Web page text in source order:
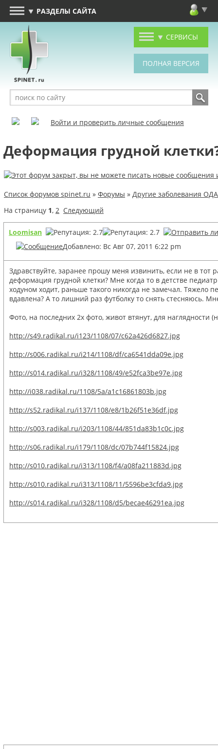
РАЗДЕЛЫ САЙТА
СЕРВИСЫ
Войти и проверить личные сообщения
Деформация грудной
Список форумов spinet.ru » Форумы » Другие заболевания ОДА
На страницу 1, 2 Следующий
Loomisan
Добавлено: Вс Авг 07, 2011 6:22 pm
Здравствуйте, заранее прошу меня извинить, если не в
деформация грудной клетки? Мне когда то в детстве
ходуном ходит, раньше такого никогда не замечал. Тяжело
вдавлена? А то лишний раз футболку то снять стесняюсь.
Фото, на последних 2х фото, живот втянут, для наглядности
http://s49.radikal.ru/i123/1108/07/c62a426d6827.jpg
http://s006.radikal.ru/i214/1108/df/ca6541dda09e.jpg
http://s014.radikal.ru/i328/1108/49/e52fca3be97e.jpg
http://i038.radikal.ru/1108/5a/a1c16861803b.jpg
http://s52.radikal.ru/i137/1108/e8/1b26f51e36df.jpg
http://s003.radikal.ru/i203/1108/44/851da83b1c0c.jpg
http://s06.radikal.ru/i179/1108/dc/07b744f15824.jpg
http://s010.radikal.ru/i313/1108/f4/a08fa211883d.jpg
http://s010.radikal.ru/i313/1108/11/5596be3cfda9.jpg
http://s014.radikal.ru/i328/1108/d5/becae46291ea.jpg